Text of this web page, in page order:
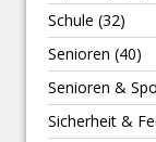
Schule (32)
Senioren (40)
Senioren &
Sicherheit &